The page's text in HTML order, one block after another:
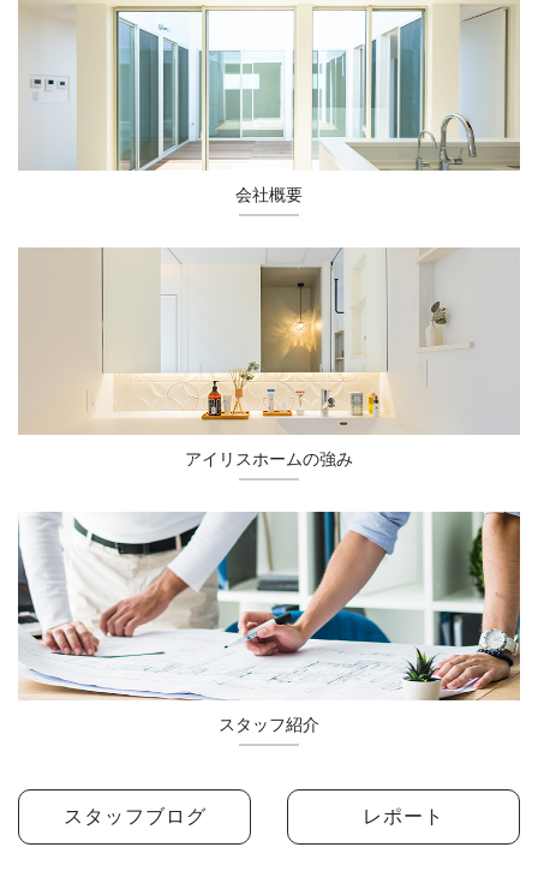
会社概要
アイリスホームの強み
スタッフ紹介
スタッフブログ レポート